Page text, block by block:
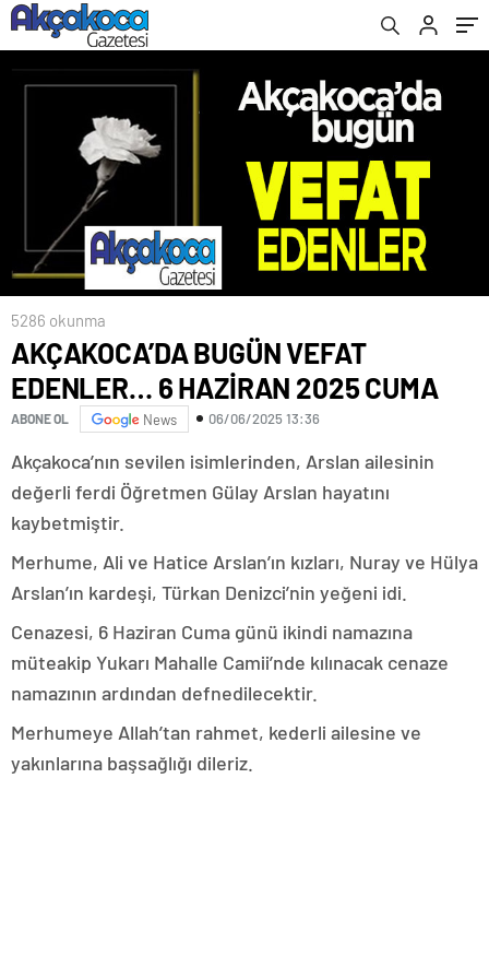
5286 okunma
AKÇAKOCA’DA BUGÜN VEFAT
EDENLER… 6 HAZİRAN 2025 CUMA
ABONE OL News 06/06/2025 13:36
Akçakoca’nın sevilen isimlerinden, Arslan ailesinin
değerli ferdi Öğretmen Gülay Arslan hayatını
kaybetmiştir.
Merhume, Ali ve Hatice Arslan’ın kızları, Nuray ve Hülya
Arslan’ın kardeşi, Türkan Denizci’nin yeğeni idi.
Cenazesi, 6 Haziran Cuma günü ikindi namazına
müteakip Yukarı Mahalle Camii’nde kılınacak cenaze
namazının ardından defnedilecektir.
Merhumeye Allah’tan rahmet, kederli ailesine ve
yakınlarına başsağlığı dileriz.